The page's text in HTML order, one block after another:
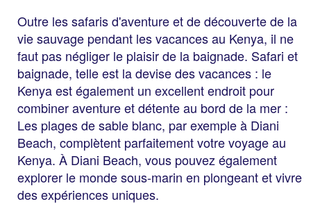
Outre les safaris d'aventure et de découverte de la
vie sauvage pendant les vacances au Kenya, il ne
faut pas négliger le plaisir de la baignade. Safari et
baignade, telle est la devise des vacances : le
Kenya est également un excellent endroit pour
combiner aventure et détente au bord de la mer :
Les plages de sable blanc, par exemple à Diani
Beach, complètent parfaitement votre voyage au
Kenya. À Diani Beach, vous pouvez également
explorer le monde sous-marin en plongeant et vivre
des expériences uniques.